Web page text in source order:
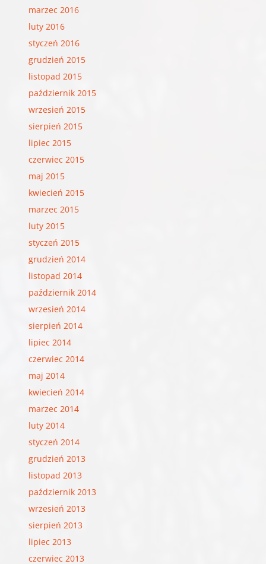
marzec 2016
luty 2016
styczeń 2016
grudzień 2015
listopad 2015
październik 2015
wrzesień 2015
sierpień 2015
lipiec 2015
czerwiec 2015
maj 2015
kwiecień 2015
marzec 2015
luty 2015
styczeń 2015
grudzień 2014
listopad 2014
październik 2014
wrzesień 2014
sierpień 2014
lipiec 2014
czerwiec 2014
maj 2014
kwiecień 2014
marzec 2014
luty 2014
styczeń 2014
grudzień 2013
listopad 2013
październik 2013
wrzesień 2013
sierpień 2013
lipiec 2013
czerwiec 2013